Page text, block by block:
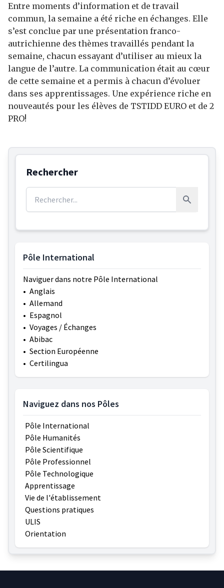
Entre moments d’information et de travail
commun, la semaine a été riche en échanges. Elle
s’est conclue par une présentation franco-
autrichienne des thèmes travaillés pendant la
semaine, chacun essayant d’utiliser au mieux la
langue de l’autre. La communication était au cœur
de cette semaine et a permis à chacun d’évoluer
dans ses apprentissages. Une expérience riche en
nouveautés pour les élèves de TSTIDD EURO et de 2
PRO!
Rechercher
Rechercher :
Rechercher
Pôle International
Naviguer dans notre Pôle International
• Anglais
• Allemand
• Espagnol
• Voyages / Échanges
• Abibac
• Section Européenne
• Certilingua
Naviguez dans nos Pôles
Pôle International
Pôle Humanités
Pôle Scientifique
Pôle Professionnel
Pôle Technologique
Apprentissage
Vie de l'établissement
Questions pratiques
ULIS
Orientation